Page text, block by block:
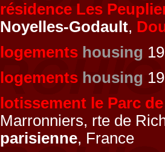
résidence Les
Noyelles-Godault,
logements housing
logements housing
lotissement le Parc
Marronniers, rte de
parisienne, France